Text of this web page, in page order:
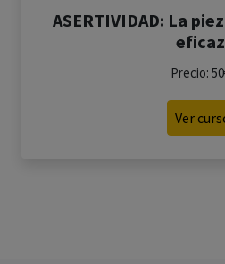
ASERTIVIDAD: La
eficaz
Precio:
Ver